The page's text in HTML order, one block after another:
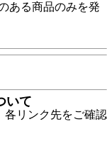
ある商品のみを発
いて
各リンク先をご確認